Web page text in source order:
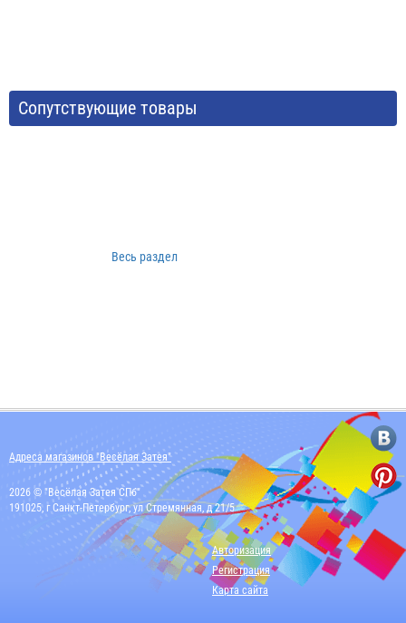
Сопутствующие товары
Весь раздел
Адреса магазинов "Весёлая Затея"
2026 © "Весёлая Затея СПб"
191025, г Санкт-Петербург, ул Стремянная, д 21/5
Авторизация
Регистрация
Карта сайта